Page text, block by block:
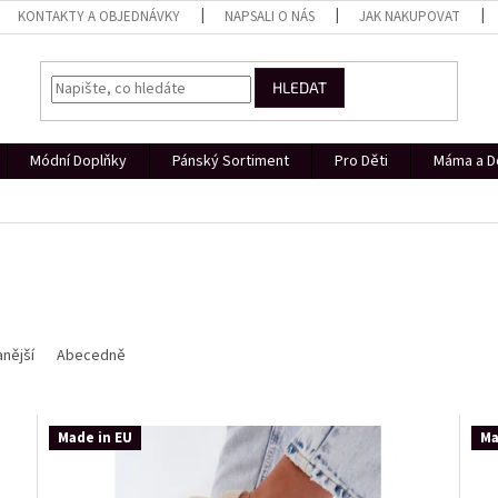
KONTAKTY A OBJEDNÁVKY NAPSALI O NÁS JAK NAKUPOVAT
HLEDAT
Módní Doplňky Pánský Sortiment Pro Děti Máma a
Abecedně
Made in EU